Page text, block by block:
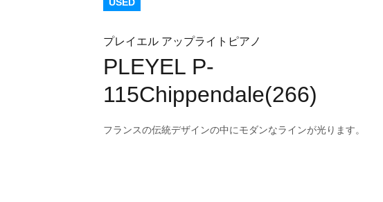
プレイエル アップライトピアノ
PLEYEL P-
115Chippendale(266)
フランスの伝統デザインの中にモダンなラインが光ります。